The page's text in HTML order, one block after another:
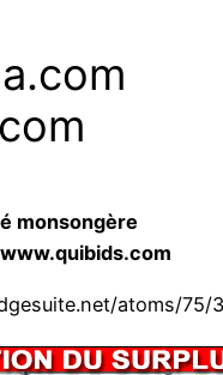
monsongère
atoms/